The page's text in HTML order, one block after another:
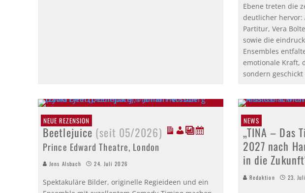
Ebene treten die
deutlicher hervor:
Partitur, Vera
sowie die
Ensembles
emotionale Kraft,
sondern geschickt
NEUE REZENSION
Beetlejuice (seit 05/2026)
Prince Edward Theatre, London
Jens Alsbach 24. Juli 2026
Spektakuläre Bilder, originelle Regieideen und ein
NEWS
„TINA – Das
2027 nach
in die
Redaktion 23.